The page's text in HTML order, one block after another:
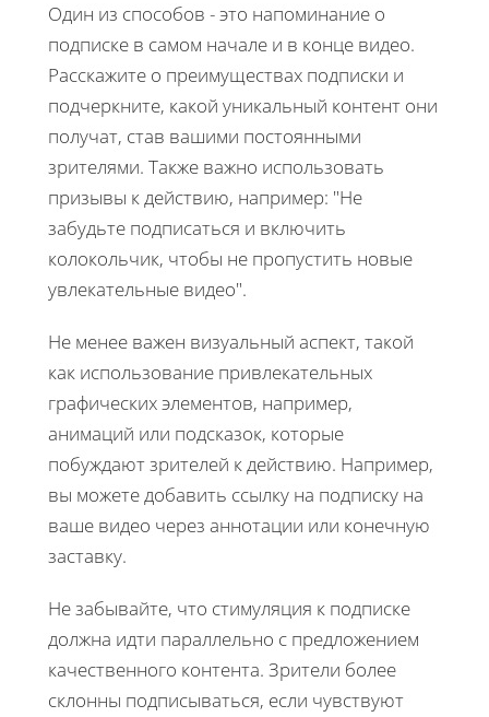
Один из способов - это напоминание о
подписке в самом начале и в конце видео.
Расскажите о преимуществах подписки и
подчеркните, какой уникальный контент они
получат, став вашими постоянными
зрителями. Также важно использовать
призывы к действию, например: "Не
забудьте подписаться и включить
колокольчик, чтобы не пропустить новые
увлекательные видео".
Не менее важен визуальный аспект, такой
как использование привлекательных
графических элементов, например,
анимаций или подсказок, которые
побуждают зрителей к действию. Например,
вы можете добавить ссылку на подписку на
ваше видео через аннотации или конечную
заставку.
Не забывайте, что стимуляция к подписке
должна идти параллельно с предложением
качественного контента. Зрители более
склонны подписываться, если чувствуют